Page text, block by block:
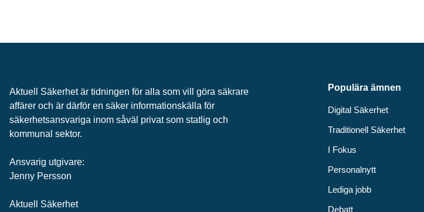
Aktuell Säkerhet är tidningen för alla som vill göra säkrare
affärer och är därför en säker informationskälla för
säkerhets­ansvariga inom såväl privat som statlig och
kommunal sektor.
Ansvarig utgivare:
Jenny Persson
Aktuell Säkerhet
Populära ämnen
Digital Säkerhet
Traditionell Säkerhet
I Fokus
Personalnytt
Lediga jobb
Debatt